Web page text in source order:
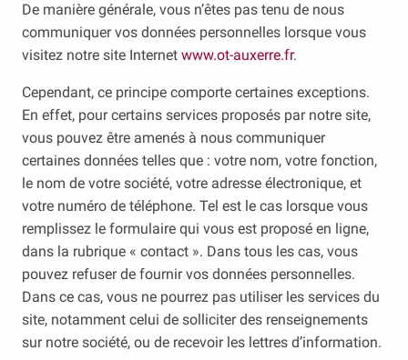
De manière générale, vous n’êtes pas tenu de nous
communiquer vos données personnelles lorsque vous
visitez notre site Internet www.ot-auxerre.fr.
Cependant, ce principe comporte certaines exceptions.
En effet, pour certains services proposés par notre site,
vous pouvez être amenés à nous communiquer
certaines données telles que : votre nom, votre fonction,
le nom de votre société, votre adresse électronique, et
votre numéro de téléphone. Tel est le cas lorsque vous
remplissez le formulaire qui vous est proposé en ligne,
dans la rubrique « contact ». Dans tous les cas, vous
pouvez refuser de fournir vos données personnelles.
Dans ce cas, vous ne pourrez pas utiliser les services du
site, notamment celui de solliciter des renseignements
sur notre société, ou de recevoir les lettres d’information.